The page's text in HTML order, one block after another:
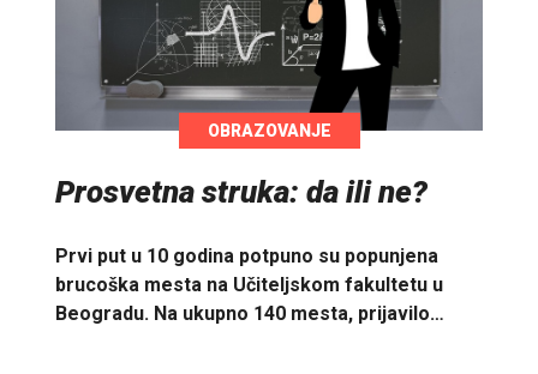
OBRAZOVANJE
Prosvetna struka: da ili ne?
Prvi put u 10 godina potpuno su popunjena
brucoška mesta na Učiteljskom fakultetu u
Beogradu. Na ukupno 140 mesta, prijavilo…